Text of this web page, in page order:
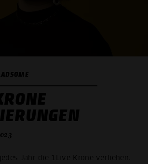
Jahr die 1Live Krone verliehen.